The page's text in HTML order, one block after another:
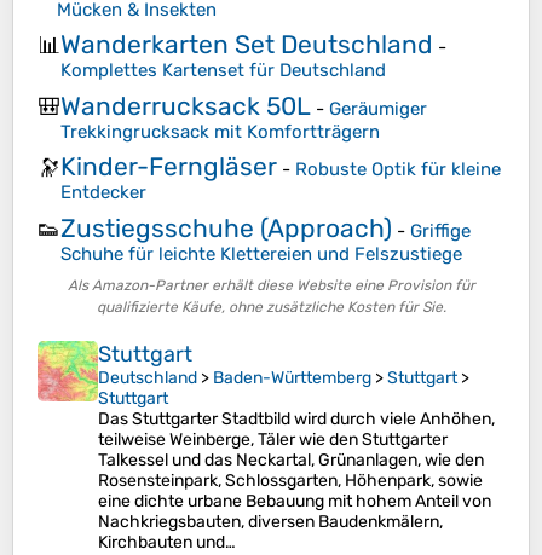
Mücken & Insekten
📊Wanderkarten Set Deutschland -
Komplettes Kartenset für Deutschland
🎒Wanderrucksack 50L - Geräumiger
Trekkingrucksack mit Komfortträgern
🔭Kinder-Ferngläser - Robuste Optik für kleine
Entdecker
👟Zustiegsschuhe (Approach) - Griffige
Schuhe für leichte Klettereien und Felszustiege
Als Amazon-Partner erhält diese Website eine Provision für
qualifizierte Käufe, ohne zusätzliche Kosten für Sie.
Stuttgart
Deutschland > Baden-Württemberg >Stuttgart>
Stuttgart
Das Stuttgarter Stadtbild wird durch viele Anhöhen,
teilweise Weinberge, Täler wie den Stuttgarter
Talkessel und das Neckartal, Grünanlagen, wie den
Rosensteinpark, Schlossgarten, Höhenpark, sowie
eine dichte urbane Bebauung mit hohem Anteil von
Nachkriegsbauten, diversen Baudenkmälern,
Kirchbauten und…